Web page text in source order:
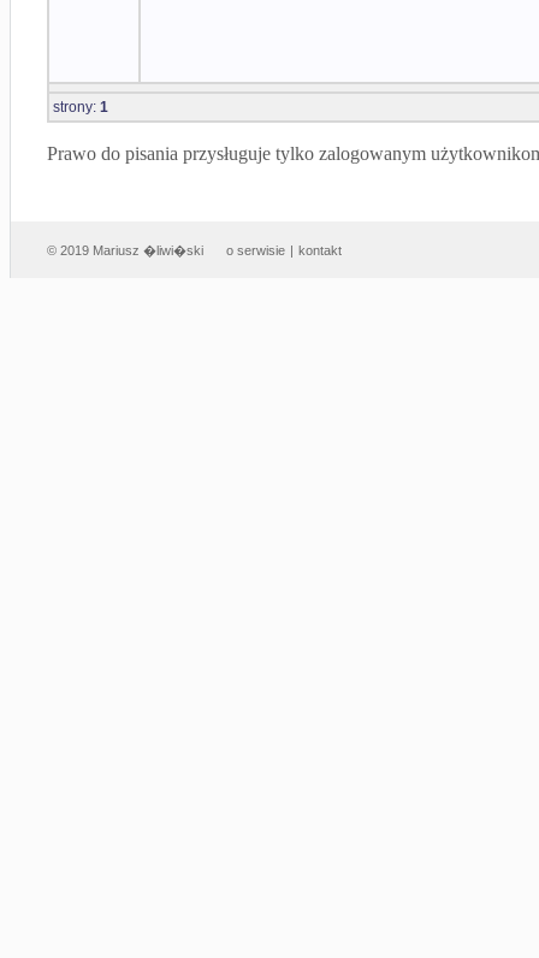
strony: 1
Prawo do pisania przysługuje tylko zalogowanym
© 2019 Mariusz �liwi�ski o serwisie | kontakt